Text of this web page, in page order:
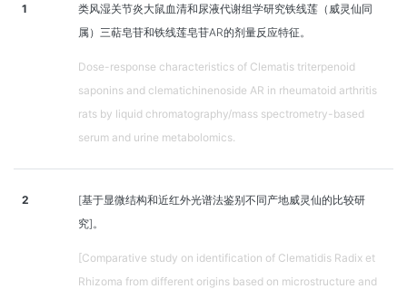
1
类风湿关节炎大鼠血清和尿液代谢组学研究铁线莲（威灵仙同
属）三萜皂苷和铁线莲皂苷AR的剂量反应特征。
Dose-response characteristics of Clematis triterpenoid
saponins and clematichinenoside AR in rheumatoid arthritis
rats by liquid chromatography/mass spectrometry-based
serum and urine metabolomics.
2
[基于显微结构和近红外光谱法鉴别不同产地威灵仙的比较研
究]。
[Comparative study on identification of Clematidis Radix et
Rhizoma from different origins based on microstructure and